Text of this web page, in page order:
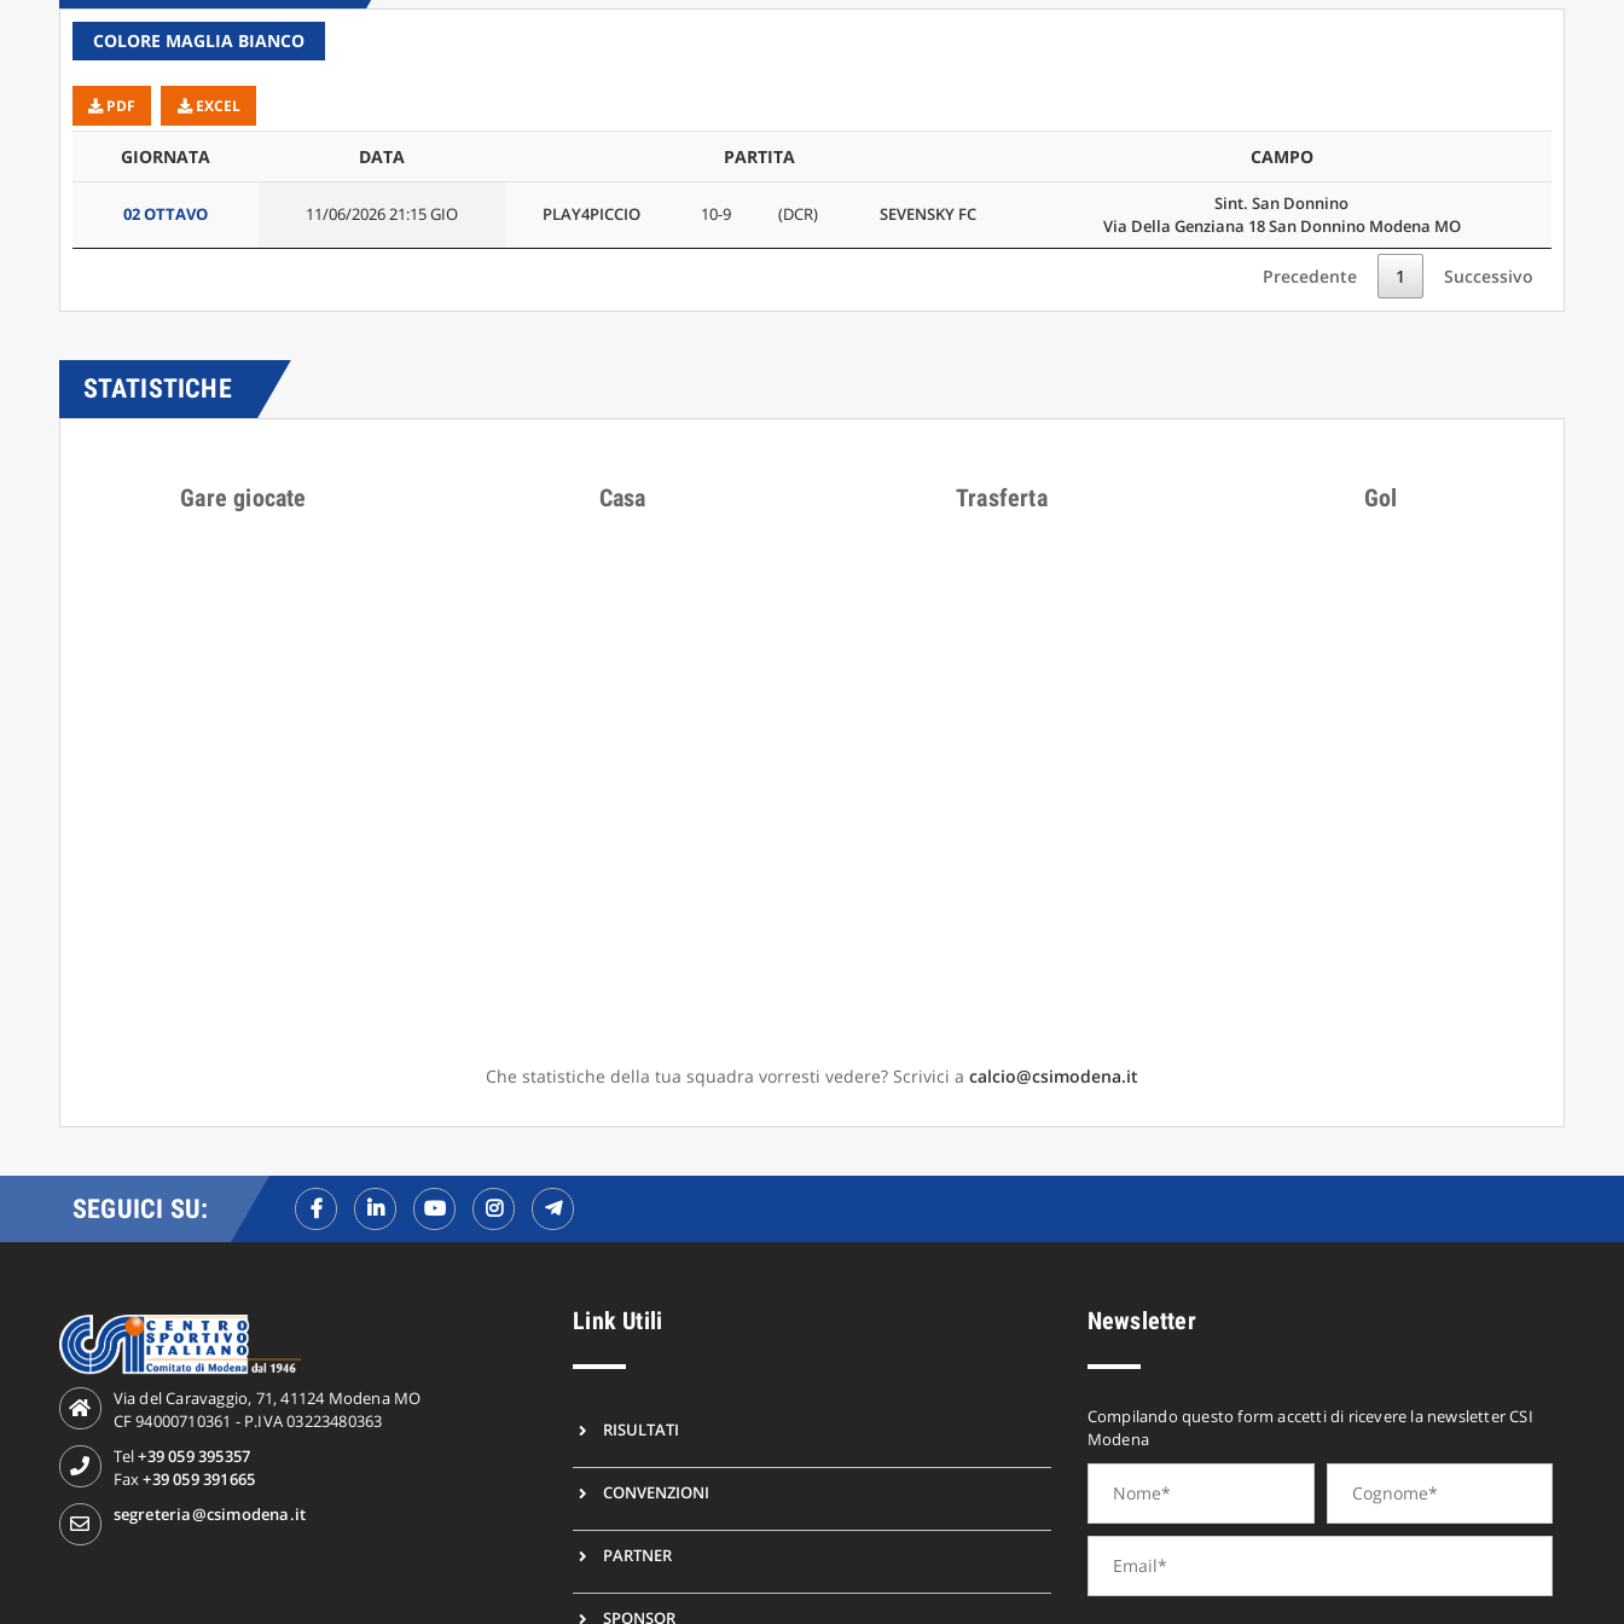
COLORE MAGLIA BIANCO
PDF EXCEL
GIORNATA DATA PARTITA CAMPO
02 OTTAVO 11/06/2026 21:15 GIO PLAY4PICCIO 10-9 (DCR) SEVENSKY FC
Sint. San Donnino
Via Della Genziana 18 San Donnino Modena MO
Precedente 1 Successivo
STATISTICHE
Gare giocate Casa Trasferta Gol
Che statistiche della tua squadra vorresti vedere? Scrivici a calcio@csimodena.it
SEGUICI SU:
Via del Caravaggio, 71, 41124 Modena MO
CF 94000710361 - P.IVA 03223480363
Tel+39 059 395357
Fax+39 059 391665
segreteria@csimodena.it
Link Utili
RISULTATI
CONVENZIONI
PARTNER
SPONSOR
Newsletter
Compilando questo form accetti di ricevere la newsletter CSI
Modena